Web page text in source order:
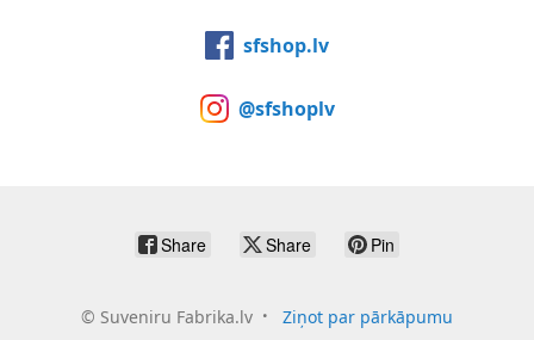
sfshop.lv
@sfshoplv
Share Share Pin
© Suveniru Fabrika.lv Ziņot par pārkāpumu